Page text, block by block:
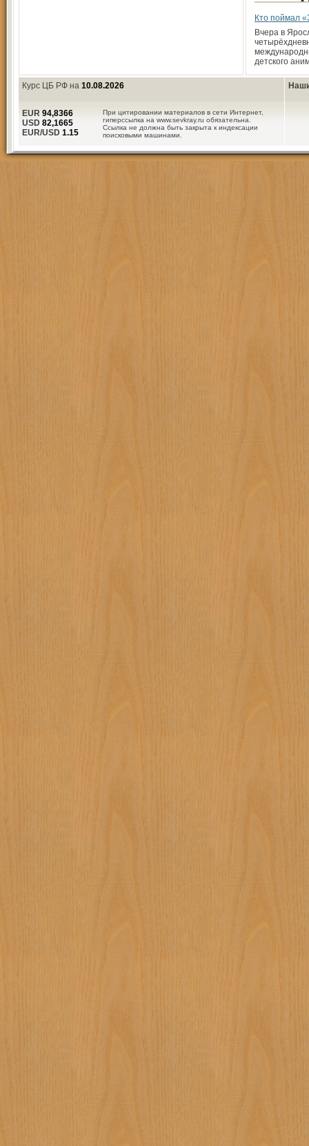
Кто поймал
Вчера в
детского
Курс ЦБ РФ на 10.08.2026
При цитировании материалов в сети Интернет,
гиперссылка на www.sevkray.ru обязательна.
Ссылка не должна быть закрыта к индексации
поисковыми машинами.
EUR 94,8366
USD 82,1665
EUR/USD 1.15